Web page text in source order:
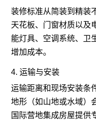
装修标准从简装到精装
天花板、门窗材质以及
能灯具、空调系统、卫
增加成本。
4. 运输与安装
运输距离和现场安装条
地形（如山地或水域）
国际营地集成房屋提供